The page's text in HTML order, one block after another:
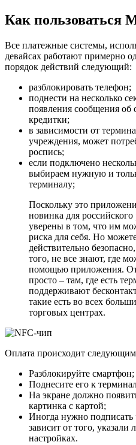
Как пользоваться
Все платежные системы,
девайсах работают примерно
порядок действий следующий:
разблокировать телефон;
поднести на несколько
появления сообщения об
кредитки;
в зависимости от
учреждения, может
роспись;
если подключено
выбираем нужную и
терминалу;
Поскольку это
новинка для
уверены в том, что им
риска для себя. Но
действительно
того, не все знают, где
помощью приложения.
просто – там, где есть
поддерживают
такие есть во всех
торговых центрах.
Оплата происходит следующим
Разблокируйте смартфон;
Поднесите его к
На экране должно
картинка с картой;
Иногда нужно подписать
зависит от того,
настройках.